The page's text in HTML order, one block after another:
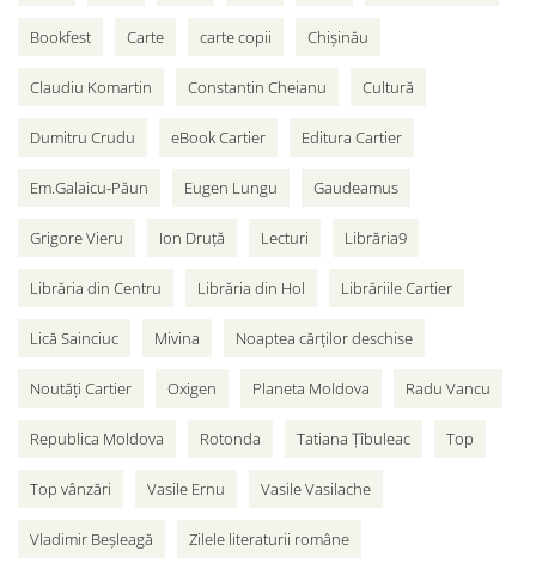
Bookfest Carte carte copii Chișinău
Claudiu Komartin Constantin Cheianu Cultură
Dumitru Crudu eBook Cartier Editura Cartier
Em.Galaicu-Păun Eugen Lungu Gaudeamus
Grigore Vieru Ion Druță Lecturi Librăria9
Librăria din Centru Librăria din Hol Librăriile Cartier
Lică Sainciuc Mivina Noaptea cărților deschise
Noutăți Cartier Oxigen Planeta Moldova Radu Vancu
Republica Moldova Rotonda Tatiana Țîbuleac Top
Top vânzări Vasile Ernu Vasile Vasilache
Vladimir Beșleagă Zilele literaturii române